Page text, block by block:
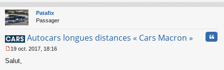
g
e
n
n
l
u
au
Patafix
Passager
Autocars longues distances « Cars Macron »
e
19 oct. 2017, 18:16
Salut,